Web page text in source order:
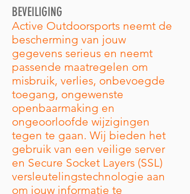
BEVEILIGING
Active Outdoorsports neemt de
bescherming van jouw
gegevens serieus en neemt
passende maatregelen om
misbruik, verlies, onbevoegde
toegang, ongewenste
openbaarmaking en
ongeoorloofde wijzigingen
tegen te gaan. Wij bieden het
gebruik van een veilige server
en Secure Socket Layers (SSL)
versleutelingstechnologie aan
om jouw informatie te